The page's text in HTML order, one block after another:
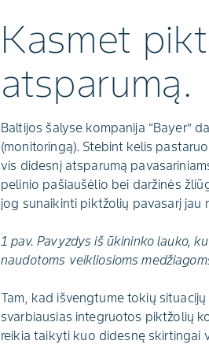
Kasmet
atsparumą.
Baltijos šalyse kompanija “Bayer”
(monitoringą). Stebint kelis
vis didesnį atsparumą
pelinio pašiaušėlio bei daržinės
jog sunaikinti piktžolių pavasarį jau
1 pav. Pavyzdys iš ūkininko lauko,
naudotoms veikliosioms
Tam, kad išvengtume tokių
svarbiausias integruotos piktžolių
reikia taikyti kuo didesnę skirtingai